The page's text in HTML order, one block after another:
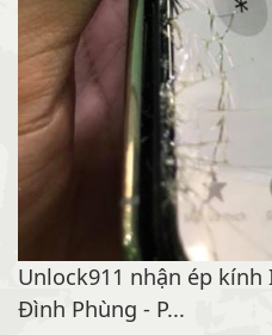
Samsung S8+ G955F
Knox